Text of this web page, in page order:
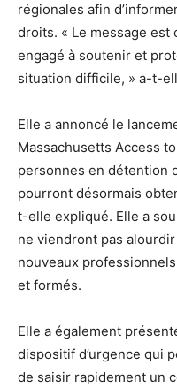
régionales afin
droits. « Le message
engagé à soutenir et
situation difficile, » a-t-
Elle a annoncé le
Massachusetts Access
personnes en détention
pourront désormais
t-elle expliqué. Elle a
ne viendront pas
nouveaux
et formés.
Elle a également
dispositif d’urgence qui
de saisir rapidement un